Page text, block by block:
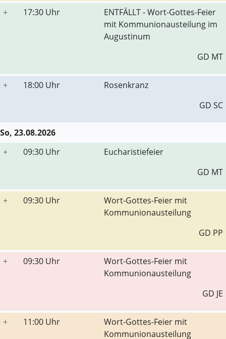
+ 17:30 Uhr
ENTFÄLLT - Wort-Gottes-Feier
mit Kommunionausteilung im
Augustinum
GD MT
+ 18:00 Uhr
Rosenkranz
GD SC
So, 23.08.2026
+
09:30 Uhr
Eucharistiefeier
GD MT
+ 09:30 Uhr
Wort-Gottes-Feier mit
Kommunionausteilung
GD PP
+ 09:30 Uhr
Wort-Gottes-Feier mit
Kommunionausteilung
GD JE
+ 11:00 Uhr
Wort-Gottes-Feier mit
Kommunionausteilung